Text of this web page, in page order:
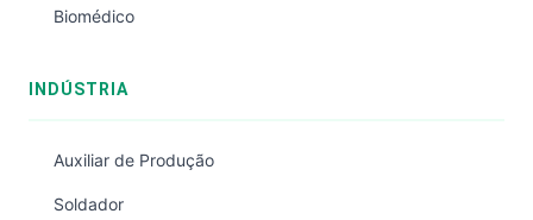
Biomédico
INDÚSTRIA
Auxiliar de Produção
Soldador